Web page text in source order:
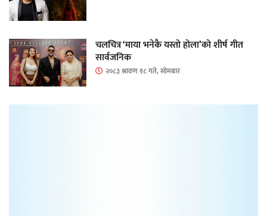
चलचित्र ‘माया भनेकै यस्तो होला’को शीर्ष गीत
सार्वजनिक
२०८३ श्रावण १८ गते, सोमबार